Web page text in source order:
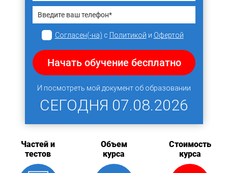
Согласен(-на) с Политикой и Офертой
Начать обучение бесплатно
И посмотреть мой документ об образовании
СЕГОДНЯ 07.08.2026
Частей и
тестов
Объем
курса
Стоимость
курса